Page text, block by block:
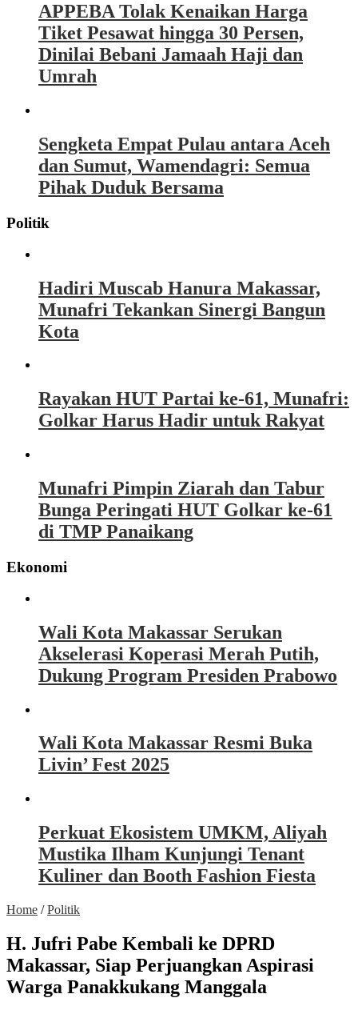
APPEBA Tolak Kenaikan Harga
Tiket Pesawat hingga 30 Persen,
Dinilai Bebani Jamaah Haji dan
Umrah
Sengketa Empat Pulau antara Aceh
dan Sumut, Wamendagri: Semua
Pihak Duduk Bersama
Politik
Hadiri Muscab Hanura Makassar,
Munafri Tekankan Sinergi Bangun
Kota
Rayakan HUT Partai ke-61, Munafri:
Golkar Harus Hadir untuk Rakyat
Munafri Pimpin Ziarah dan Tabur
Bunga Peringati HUT Golkar ke-61
di TMP Panaikang
Ekonomi
Wali Kota Makassar Serukan
Akselerasi Koperasi Merah Putih,
Dukung Program Presiden Prabowo
Wali Kota Makassar Resmi Buka
Livin’ Fest 2025
Perkuat Ekosistem UMKM, Aliyah
Mustika Ilham Kunjungi Tenant
Kuliner dan Booth Fashion Fiesta
Home /Politik
H. Jufri Pabe Kembali ke DPRD
Makassar, Siap Perjuangkan Aspirasi
Warga Panakkukang Manggala